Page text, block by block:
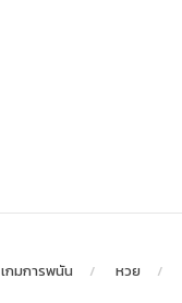
เกมการพนัน หวย